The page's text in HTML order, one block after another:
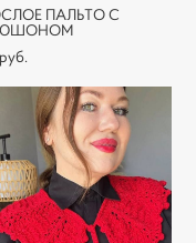
ПАЛЬТО С